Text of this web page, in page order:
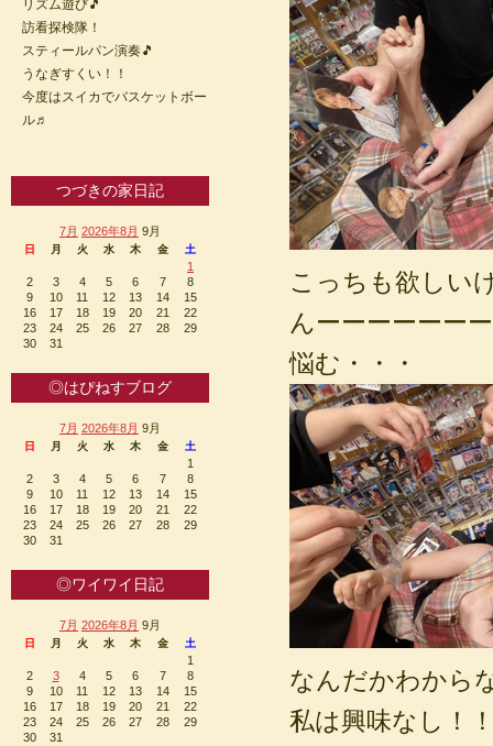
こっちも欲しい
んーーーーーー
悩む・・・
なんだかわから
私は興味なし！
リズム遊び🎵
訪看探検隊！
スティールパン演奏🎵
うなぎすくい！！
今度はスイカでバスケットボー
ル♬
つづきの家日記
7月 2026年8月 9月
日 月 火 水 木 金 土
1
2
3 4 5 6 7
8
9
10 11 12 13 14
15
16
17 18 19 20 21
22
23
24 25 26 27 28
29
30
31
◎はぴねすブログ
7月 2026年8月 9月
日 月 火 水 木 金 土
1
2
3 4 5 6 7
8
9
10 11 12 13 14
15
16
17 18 19 20 21
22
23
24 25 26 27 28
29
30
31
◎ワイワイ日記
7月 2026年8月 9月
日 月 火 水 木 金 土
1
2
3 4 5 6 7
8
9
10 11 12 13 14
15
16
17 18 19 20 21
22
23
24 25 26 27 28
29
30
31